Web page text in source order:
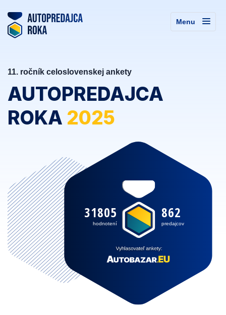
Menu
11. ročník celoslovenskej ankety
AUTOPREDAJCA
ROKA 2025
862
predajcov
31805
hodnotení